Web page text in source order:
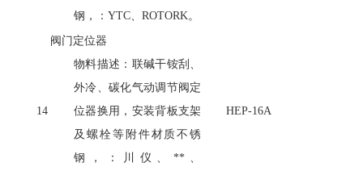
钢，： YTC、ROTORK。
14
阀门定位器
物料描述：联碱干铵刮、
外冷、碳化气动调节阀定
位器换用，安装背板支架
及螺栓等附件材质不锈
钢，：川仪、 **、
HEP-16A